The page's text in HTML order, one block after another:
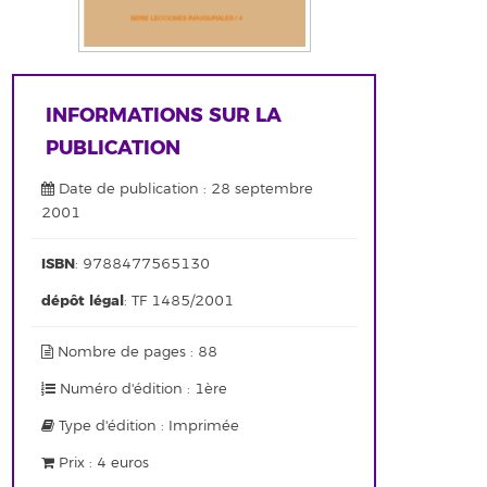
INFORMATIONS SUR LA
PUBLICATION
Date de publication : 28 septembre
2001
ISBN: 9788477565130
dépôt légal: TF 1485/2001
Nombre de pages : 88
Numéro d'édition : 1ère
Type d'édition : Imprimée
Prix : 4 euros